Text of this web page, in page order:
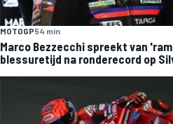
MOTOGP54 min
Marco Bezzecchi spreekt van
blessuretijd na ronderecord op